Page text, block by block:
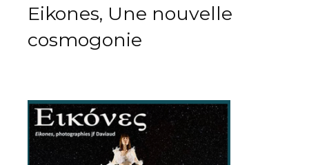
Eikones, Une nouvelle
cosmogonie